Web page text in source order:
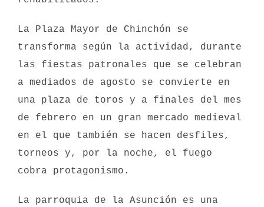
La Plaza Mayor de Chinchón se
transforma según la actividad, durante
las fiestas patronales que se celebran
a mediados de agosto se convierte en
una plaza de toros y a finales del mes
de febrero en un gran mercado medieval
en el que también se hacen desfiles,
torneos y, por la noche, el fuego
cobra protagonismo.
La parroquia de la Asunción es una